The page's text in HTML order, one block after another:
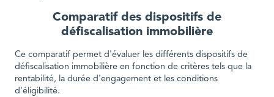
Comparatif des dispositifs de
défiscalisation immobilière
Ce comparatif permet d'évaluer les différents dispositifs de
défiscalisation immobilière en fonction de critères tels que la
rentabilité, la durée d'engagement et les conditions
d'éligibilité.